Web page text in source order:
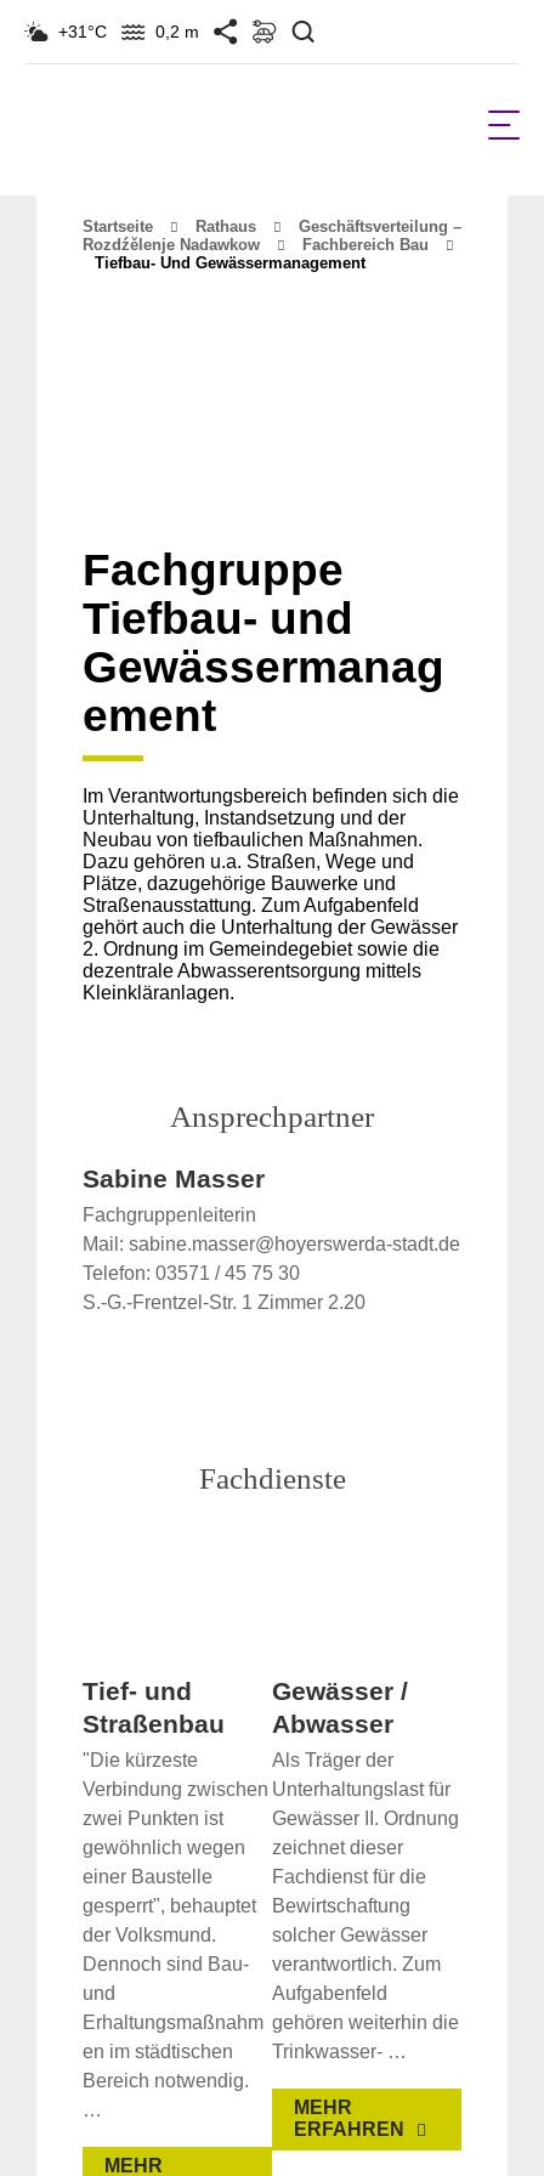
+31°C 0,2 m
Startseite Rathaus
Geschäftsverteilung –
Rozdźělenje Nadawkow
Fachbereich Bau
Tiefbau- Und Gewässermanagement
Fachgruppe
Tiefbau- und
Gewässermanag
ement
Im Verantwortungsbereich befinden sich die
Unterhaltung, Instandsetzung und der
Neubau von tiefbaulichen Maßnahmen.
Dazu gehören u.a. Straßen, Wege und
Plätze, dazugehörige Bauwerke und
Straßenausstattung. Zum Aufgabenfeld
gehört auch die Unterhaltung der Gewässer
2. Ordnung im Gemeindegebiet sowie die
dezentrale Abwasserentsorgung mittels
Kleinkläranlagen.
Ansprechpartner
Sabine Masser
Fachgruppenleiterin
Mail: sabine.masser@hoyerswerda-stadt.de
Telefon: 03571 / 45 75 30
S.-G.-Frentzel-Str. 1 Zimmer 2.20
Fachdienste
Tief- und
Straßenbau
"Die kürzeste
Verbindung zwischen
zwei Punkten ist
gewöhnlich wegen
einer Baustelle
gesperrt", behauptet
der Volksmund.
Dennoch sind Bau-
und
Erhaltungsmaßnahm
en im städtischen
Bereich notwendig.
…
MEHR
Gewässer /
Abwasser
Als Träger der
Unterhaltungslast für
Gewässer II. Ordnung
zeichnet dieser
Fachdienst für die
Bewirtschaftung
solcher Gewässer
verantwortlich. Zum
Aufgabenfeld
gehören weiterhin die
Trinkwasser- …
MEHR
ERFAHREN